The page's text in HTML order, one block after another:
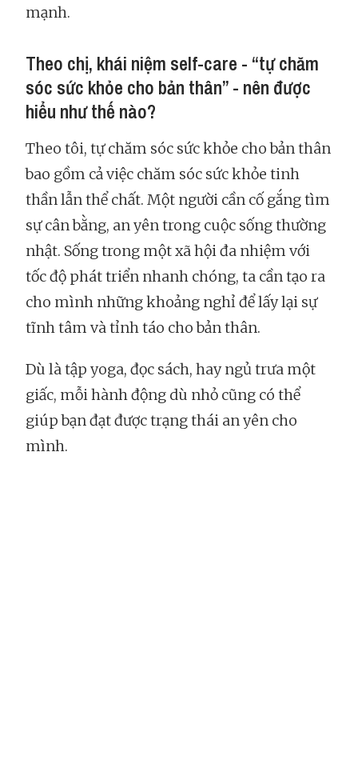
mạnh.
Theo chị, khái niệm self-care - “tự chăm
sóc sức khỏe cho bản thân” - nên được
hiểu như thế nào?
Theo tôi, tự chăm sóc sức khỏe cho bản thân
bao gồm cả việc chăm sóc sức khỏe tinh
thần lẫn thể chất. Một người cần cố gắng tìm
sự cân bằng, an yên trong cuộc sống thường
nhật. Sống trong một xã hội đa nhiệm với
tốc độ phát triển nhanh chóng, ta cần tạo ra
cho mình những khoảng nghỉ để lấy lại sự
tĩnh tâm và tỉnh táo cho bản thân.
Dù là tập yoga, đọc sách, hay ngủ trưa một
giấc, mỗi hành động dù nhỏ cũng có thể
giúp bạn đạt được trạng thái an yên cho
mình.